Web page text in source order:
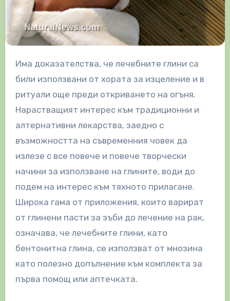
Има доказателства, че лечебните глини са
били използвани от хората за изцеление и в
ритуали още преди откриването на огъня.
Нарастващият интерес към традиционни и
алтернативни лекарства, заедно с
възможността на съвременния човек да
излезе с все повече и повече творчески
начини за използване на глините, води до
подем на интерес към тяхното прилагане.
Широка гама от приложения, които варират
от глинени пасти за зъби до лечение на рак,
означава, че лечебните глини, като
бентонитна глина, се използват от мнозина
като полезно допълнение към комплекта за
първа помощ или аптечката.